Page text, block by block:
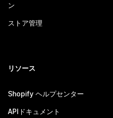
ン
ストア管理
リソース
Shopify ヘルプセンター
APIドキュメント